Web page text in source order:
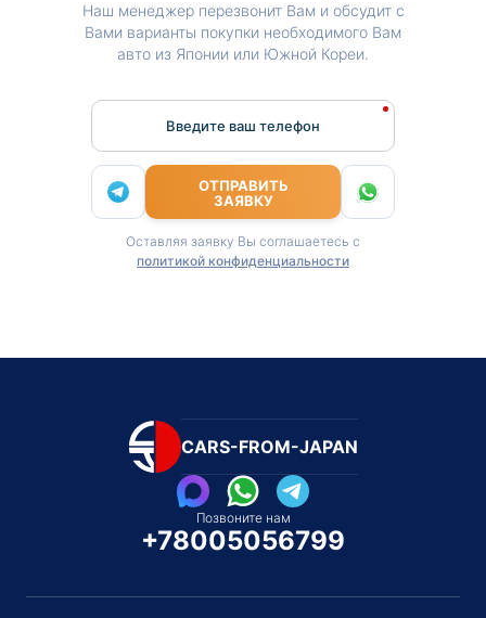
Наш менеджер перезвонит Вам и обсудит с
Вами варианты покупки необходимого Вам
авто из Японии или Южной Кореи.
Введите ваш телефон
ОТПРАВИТЬ
ЗАЯВКУ
Оставляя заявку Вы соглашаетесь с
политикой конфиденциальности
CARS-FROM-JAPAN
Позвоните нам
+78005056799